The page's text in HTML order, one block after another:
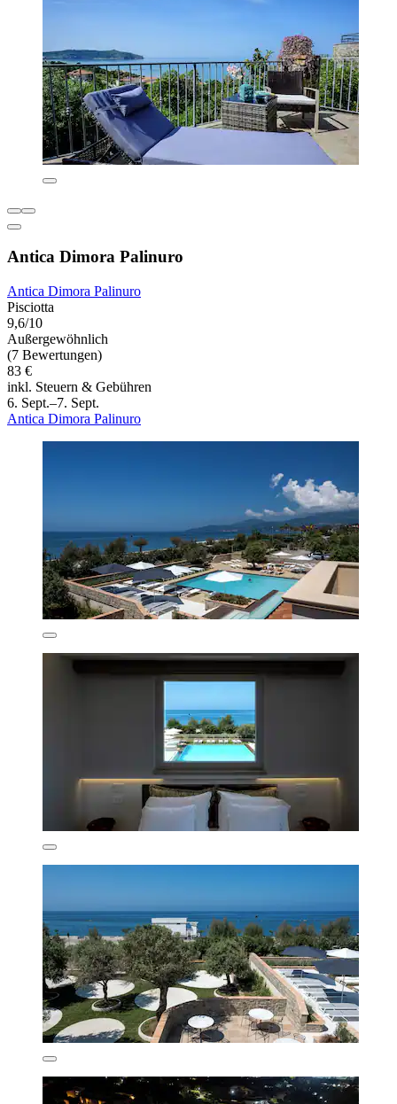
Antica Dimora Palinuro
Antica Dimora Palinuro
Pisciotta
9,6/10
Außergewöhnlich
(7 Bewertungen)
83 €
inkl. Steuern & Gebühren
6. Sept.–7. Sept.
Antica Dimora Palinuro